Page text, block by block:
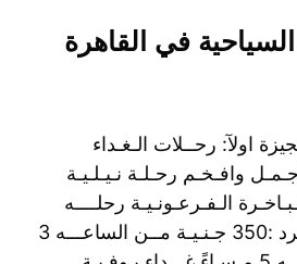
في القاهرة
اولآ: رحــلات الـغـداء
رقم ( 1 ) أجـمـل وافـخـم رحـلـة نـيـلـيـة
الـفـرعـونـيـة رحلــــه
الغــــداء سـعـر الـفـرد :350 جـنـيـة مــن الساعـــه 3